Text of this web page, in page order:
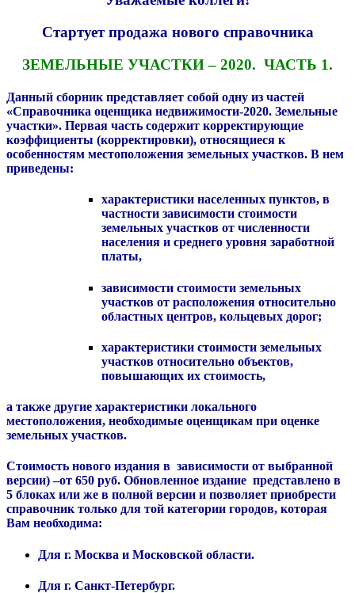
Стартует продажа нового справочника
ЗЕМЕЛЬНЫЕ УЧАСТКИ – 2020. ЧАСТЬ 1.
Данный сборник представляет собой одну из частей
«Справочника оценщика недвижимости-2020. Земельные
участки». Первая часть содержит корректирующие
коэффициенты (корректировки), относящиеся к
особенностям местоположения земельных участков. В нем
приведены:
характеристики населенных пунктов, в
частности зависимости стоимости
земельных участков от численности
населения и среднего уровня заработной
платы,
зависимости стоимости земельных
участков от расположения относительно
областных центров, кольцевых дорог;
характеристики стоимости земельных
участков относительно объектов,
повышающих их стоимость,
а также другие характеристики локального
местоположения, необходимые оценщикам при оценке
земельных участков.
Стоимость нового издания в зависимости от выбранной
версии) –от 650 руб. Обновленное издание представлено в
5 блоках или же в полной версии и позволяет приобрести
справочник только для той категории городов, которая
Вам необходима:
Для г. Москва и Московской области.
Для г. Санкт-Петербург.